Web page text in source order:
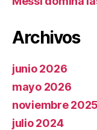
Archivos
junio 2026
mayo 2026
noviembre 2025
julio 2024